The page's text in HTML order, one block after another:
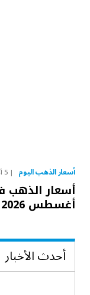
أسعار الذهب اليوم 5 أغسطس، 2026
أغسطس 2026
أحدث الأخبار